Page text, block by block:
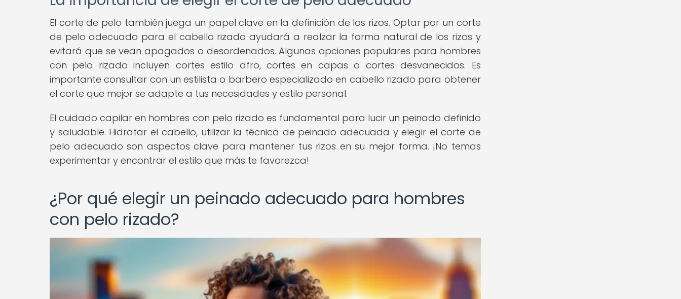
El corte de pelo también juega un papel clave en la definición de los rizos. Optar por un corte
de pelo adecuado para el cabello rizado ayudará a realzar la forma natural de los rizos y
evitará que se vean apagados o desordenados. Algunas opciones populares para hombres
con pelo rizado incluyen cortes estilo afro, cortes en capas o cortes desvanecidos. Es
importante consultar con un estilista o barbero especializado en cabello rizado para obtener
el corte que mejor se adapte a tus necesidades y estilo personal.
El cuidado capilar en hombres con pelo rizado es fundamental para lucir un peinado definido
y saludable. Hidratar el cabello, utilizar la técnica de peinado adecuada y elegir el corte de
pelo adecuado son aspectos clave para mantener tus rizos en su mejor forma. ¡No temas
experimentar y encontrar el estilo que más te favorezca!
¿Por qué elegir un peinado adecuado para hombres
con pelo rizado?